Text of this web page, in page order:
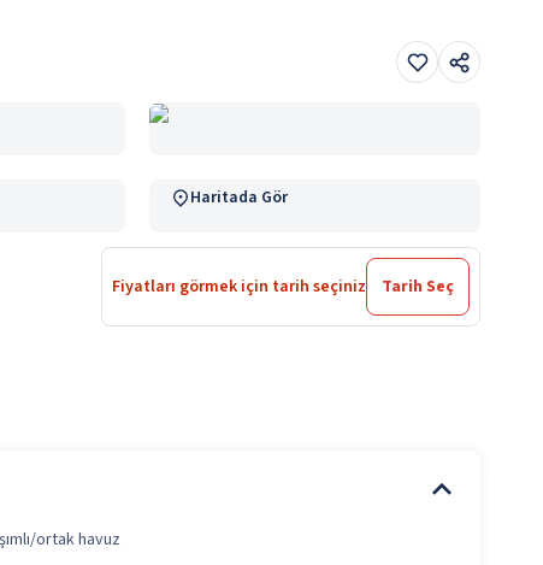
Haritada Gör
Fiyatları görmek için tarih seçiniz Tarih Seç
ortak havuz